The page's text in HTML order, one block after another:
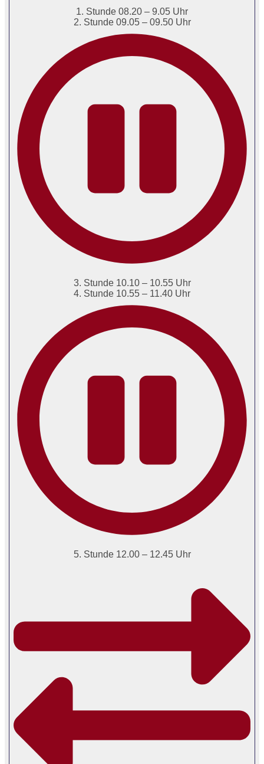
1. Stunde 08.20 – 9.05 Uhr
2. Stunde 09.05 – 09.50 Uhr
3. Stunde 10.10 – 10.55 Uhr
4. Stunde 10.55 – 11.40 Uhr
5. Stunde 12.00 – 12.45 Uhr